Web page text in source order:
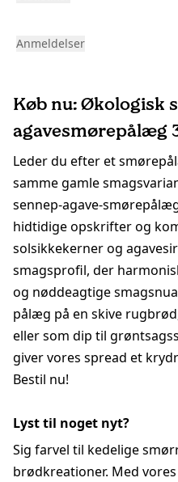
Anmeldelser
Køb nu: Økologisk
agavesmørepålæg
Leder du efter et
samme gamle
sennep-agave-
hidtidige opskrifter og
solsikkekerner og
smagsprofil, der
og nøddeagtige
pålæg på en skive
eller som dip til
giver vores spread et
Bestil nu!
Lyst til noget nyt?
Sig farvel til kedelige
brødkreationer. Med